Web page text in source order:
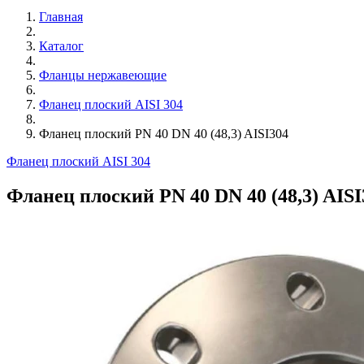
Главная
Каталог
Фланцы нержавеющие
Фланец плоский AISI 304
Фланец плоский PN 40 DN 40 (48,3) AISI304
Фланец плоский AISI 304
Фланец плоский PN 40 DN 40 (48,3)